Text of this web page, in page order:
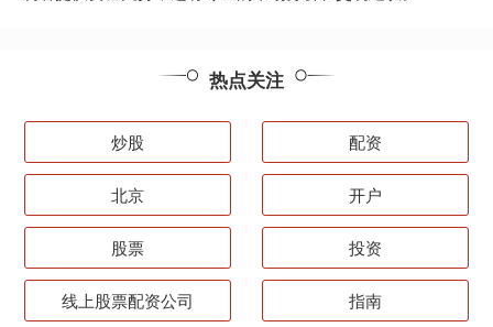
热点关注
炒股 配资
北京 开户
股票 投资
线上股票配资公司 指南